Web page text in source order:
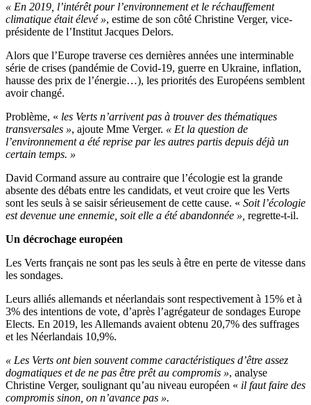
« En 2019, l’intérêt pour l’environnement et le réchauffement
climatique était élevé », estime de son côté Christine Verger, vice-
présidente de l’Institut Jacques Delors.
Alors que l’Europe traverse ces dernières années une interminable
série de crises (pandémie de Covid-19, guerre en Ukraine, inflation,
hausse des prix de l’énergie…), les priorités des Européens semblent
avoir changé.
Problème, « les Verts n’arrivent pas à trouver des thématiques
transversales », ajoute Mme Verger. « Et la question de
l’environnement a été reprise par les autres partis depuis déjà un
certain temps. »
David Cormand assure au contraire que l’écologie est la grande
absente des débats entre les candidats, et veut croire que les Verts
sont les seuls à se saisir sérieusement de cette cause. « Soit l’écologie
est devenue une ennemie, soit elle a été abandonnée », regrette-t-il.
Un décrochage européen
Les Verts français ne sont pas les seuls à être en perte de vitesse dans
les sondages.
Leurs alliés allemands et néerlandais sont respectivement à 15% et à
3% des intentions de vote, d’après l’agrégateur de sondages Europe
Elects. En 2019, les Allemands avaient obtenu 20,7% des suffrages
et les Néerlandais 10,9%.
« Les Verts ont bien souvent comme caractéristiques d’être assez
dogmatiques et de ne pas être prêt au compromis », analyse
Christine Verger, soulignant qu’au niveau européen « il faut faire des
compromis sinon, on n’avance pas ».